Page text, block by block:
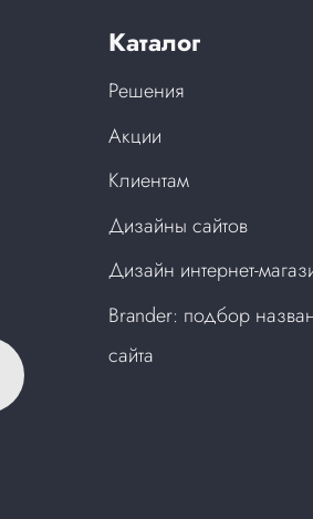
Каталог
Решения
Акции
Клиентам
Дизайны сайтов
Дизайн интернет-
Brander: подбор
сайта